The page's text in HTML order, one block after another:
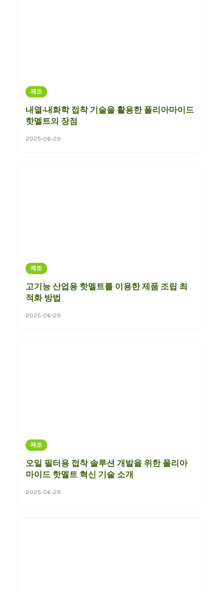
제조
내열·내화학 접착 기술을 활용한 폴리아마이드
핫멜트의 장점
2025-06-29
제조
고기능 산업용 핫멜트를 이용한 제품 조립 최
적화 방법
2025-06-29
제조
오일 필터용 접착 솔루션 개발을 위한 폴리아
마이드 핫멜트 혁신 기술 소개
2025-06-29